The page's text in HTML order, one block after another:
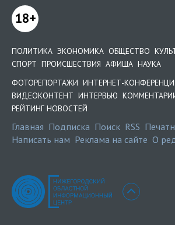
18+
ПОЛИТИКА ЭКОНОМИКА ОБЩЕСТВО
СПОРТ ПРОИСШЕСТВИЯ АФИША НАУКА
ФОТОРЕПОРТАЖИ ИНТЕРНЕТ-
ВИДЕОКОНТЕНТ ИНТЕРВЬЮ
РЕЙТИНГ НОВОСТЕЙ
Главная Подписка Поиск RSS
Написать нам Реклама на сайте О